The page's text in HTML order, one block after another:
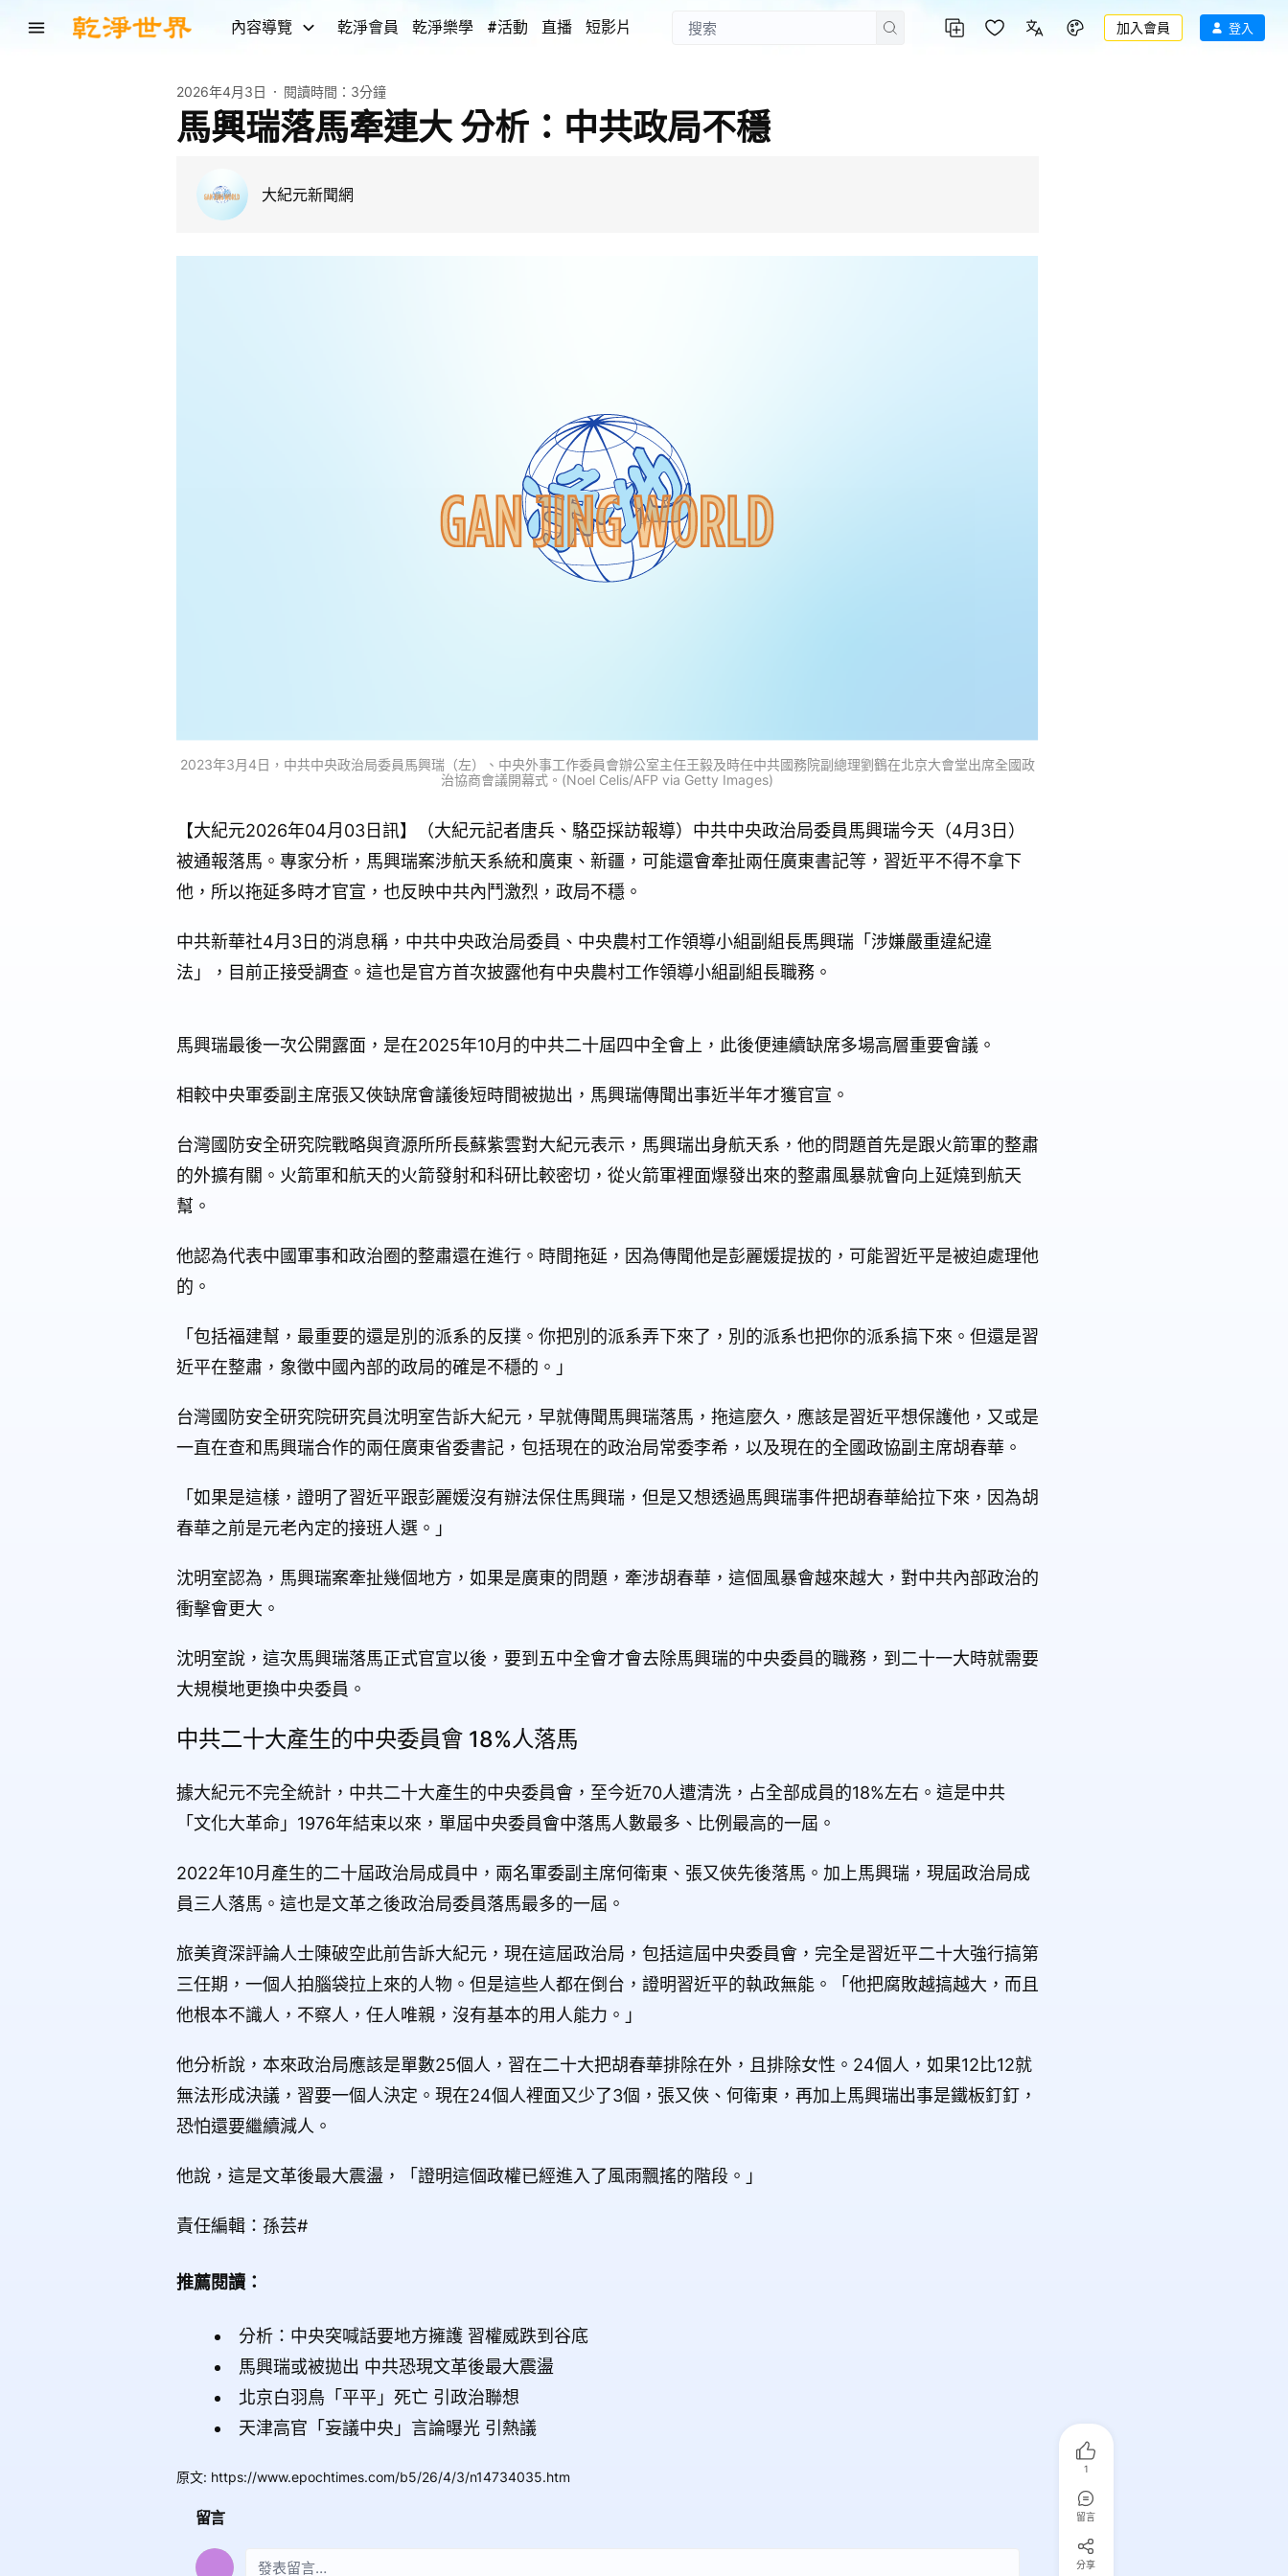
內容導覽 乾淨會員 乾淨樂學 #活動 直播 短影片 加入會員 登入
2026年4月3日 閱讀時間： 3分鐘
馬興瑞落馬牽連大 分析：中共政局不穩
大紀元新聞網
2023年3月4日，中共中央政治局委員馬興瑞（左）、中央外事工作委員會辦公室主任王毅及時任中共國務院副總理劉鶴在北京大會堂出席全國政
治協商會議開幕式。(Noel Celis/AFP via Getty Images)
【大紀元2026年04月03日訊】（大紀元記者唐兵、駱亞採訪報導）中共中央政治局委員馬興瑞今天（4月3日）
被通報落馬。專家分析，馬興瑞案涉航天系統和廣東、新疆，可能還會牽扯兩任廣東書記等，習近平不得不拿下
他，所以拖延多時才官宣，也反映中共內鬥激烈，政局不穩。
中共新華社4月3日的消息稱，中共中央政治局委員、中央農村工作領導小組副組長馬興瑞「涉嫌嚴重違紀違
法」，目前正接受調查。這也是官方首次披露他有中央農村工作領導小組副組長職務。
馬興瑞最後一次公開露面，是在2025年10月的中共二十屆四中全會上，此後便連續缺席多場高層重要會議。
相較中央軍委副主席張又俠缺席會議後短時間被拋出，馬興瑞傳聞出事近半年才獲官宣。
台灣國防安全研究院戰略與資源所所長蘇紫雲對大紀元表示，馬興瑞出身航天系，他的問題首先是跟火箭軍的整肅
的外擴有關。火箭軍和航天的火箭發射和科研比較密切，從火箭軍裡面爆發出來的整肅風暴就會向上延燒到航天
幫。
他認為代表中國軍事和政治圈的整肅還在進行。時間拖延，因為傳聞他是彭麗媛提拔的，可能習近平是被迫處理他
的。
「包括福建幫，最重要的還是別的派系的反撲。你把別的派系弄下來了，別的派系也把你的派系搞下來。但還是習
近平在整肅，象徵中國內部的政局的確是不穩的。」
台灣國防安全研究院研究員沈明室告訴大紀元，早就傳聞馬興瑞落馬，拖這麼久，應該是習近平想保護他，又或是
一直在查和馬興瑞合作的兩任廣東省委書記，包括現在的政治局常委李希，以及現在的全國政協副主席胡春華。
「如果是這樣，證明了習近平跟彭麗媛沒有辦法保住馬興瑞，但是又想透過馬興瑞事件把胡春華給拉下來，因為胡
春華之前是元老內定的接班人選。」
沈明室認為，馬興瑞案牽扯幾個地方，如果是廣東的問題，牽涉胡春華，這個風暴會越來越大，對中共內部政治的
衝擊會更大。
沈明室說，這次馬興瑞落馬正式官宣以後，要到五中全會才會去除馬興瑞的中央委員的職務，到二十一大時就需要
大規模地更換中央委員。
中共二十大產生的中央委員會 18%人落馬
據大紀元不完全統計，中共二十大產生的中央委員會，至今近70人遭清洗，占全部成員的18%左右。這是中共
「文化大革命」1976年結束以來，單屆中央委員會中落馬人數最多、比例最高的一屆。
2022年10月產生的二十屆政治局成員中，兩名軍委副主席何衛東、張又俠先後落馬。加上馬興瑞，現屆政治局成
員三人落馬。這也是文革之後政治局委員落馬最多的一屆。
旅美資深評論人士陳破空此前告訴大紀元，現在這屆政治局，包括這屆中央委員會，完全是習近平二十大強行搞第
三任期，一個人拍腦袋拉上來的人物。但是這些人都在倒台，證明習近平的執政無能。「他把腐敗越搞越大，而且
他根本不識人，不察人，任人唯親，沒有基本的用人能力。」
他分析說，本來政治局應該是單數25個人，習在二十大把胡春華排除在外，且排除女性。24個人，如果12比12就
無法形成決議，習要一個人決定。現在24個人裡面又少了3個，張又俠、何衛東，再加上馬興瑞出事是鐵板釘釘，
恐怕還要繼續減人。
他說，這是文革後最大震盪，「證明這個政權已經進入了風雨飄搖的階段。」
責任編輯：孫芸#
推薦閱讀：
分析：中央突喊話要地方擁護 習權威跌到谷底
馬興瑞或被拋出 中共恐現文革後最大震盪
北京白羽鳥「平平」死亡 引政治聯想
天津高官「妄議中央」言論曝光 引熱議
原文: https://www.epochtimes.com/b5/26/4/3/n14734035.htm
留言
1
留言
分享